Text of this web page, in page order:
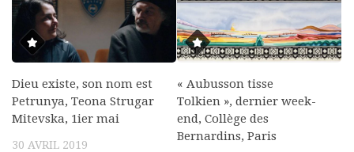
Dieu existe, son nom est
Petrunya, Teona Strugar
Mitevska, 1ier mai
30 AVRIL 2019
« Aubusson tisse
Tolkien », dernier week-
end, Collège des
Bernardins, Paris